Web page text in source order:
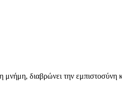
διαβρώνει την εμπιστοσύνη